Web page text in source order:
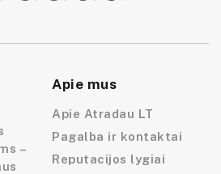
–
Apie mus
Apie Atradau LT
Pagalba ir kontaktai
Reputacijos lygiai